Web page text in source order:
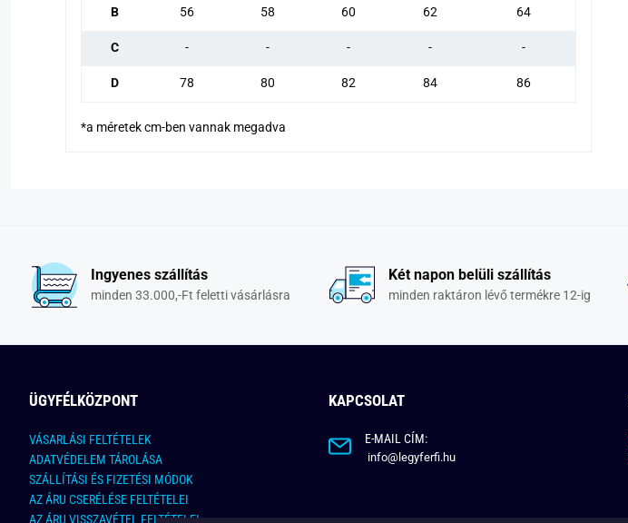
B 56 58 60 62 64
C - - - - -
D 78 80 82 84 86
*a méretek cm-ben vannak megadva
Ingyenes szállítás
minden 33.000,-Ft feletti vásárlásra
Két napon belüli szállítás
minden raktáron lévő termékre 12-ig
ÜGYFÉLKÖZPONT
VÁSARLÁSI FELTÉTELEK
ADATVÉDELEM TÁROLÁSA
SZÁLLÍTÁSI ÉS FIZETÉSI MÓDOK
AZ ÁRU CSERÉLÉSE FELTÉTELEI
AZ ÁRU VISSZAVÉTEL FELTÉTELEI
KAPCSOLAT
E-MAIL CÍM:
info@legyferfi.hu